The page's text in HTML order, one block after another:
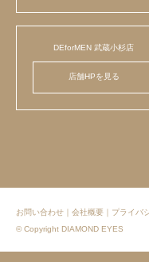
DEforMEN 武蔵小杉店
店舗HPを見る
お問い合わせ 会社概要
プライバ
© Copyright DIAMOND EYES